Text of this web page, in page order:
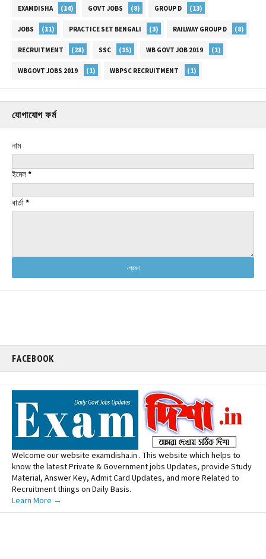
EXAMDISHA (14) GOVT JOBS (8) GROUP D (13)
JOBS (11) PRACTICE SET BENGALI (3) RAILWAY GROUP D (8)
RECRUITMENT (28) SSC (15) WB GOVT JOB 2019 (1)
WBGOVT JOBS 2019 (1) WBPSC RECRUITMENT (1)
যোগাযোগ ফর্ম
নাম
ইমেল*
বার্তা*
FACEBOOK
Welcome our website examdisha.in . This website which helps to
know the latest Private & Government jobs Updates, provide Study
Material, Answer Key, Admit Card Updates, and more Related to
Recruitment things on Daily Basis.
Learn More →